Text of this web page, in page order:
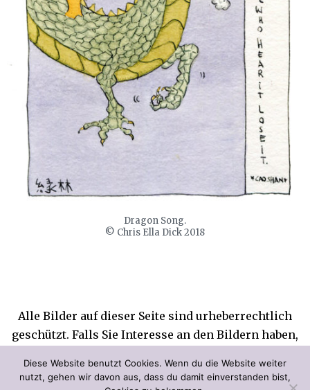
Dragon Song.
© Chris Ella Dick 2018
Alle Bilder auf dieser Seite sind urheberrechtlich
geschützt. Falls Sie Interesse an den Bildern haben,
unerlaubte Verwendung wird zur Anzeige gebracht.
Diese Website benutzt Cookies. Wenn du die Website weiter
nutzt, gehen wir davon aus, dass du damit einverstanden bist,